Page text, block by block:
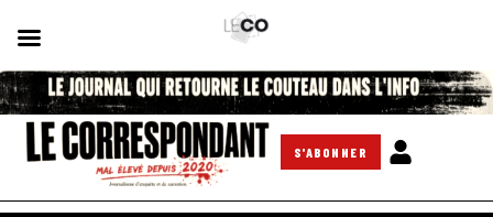
S'ABONNER